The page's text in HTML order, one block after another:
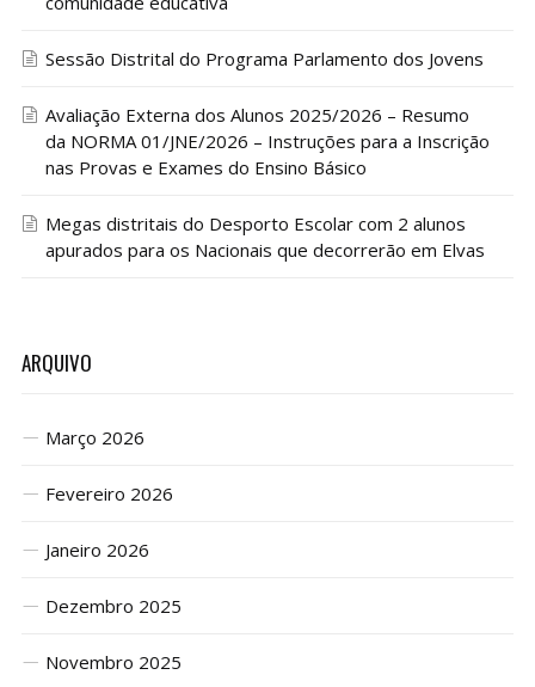
Sessão Distrital do Programa Parlamento dos Jovens
Avaliação Externa dos Alunos 2025/2026 – Resumo
da NORMA 01/JNE/2026 – Instruções para a Inscrição
nas Provas e Exames do Ensino Básico
Megas distritais do Desporto Escolar com 2 alunos
apurados para os Nacionais que decorrerão em Elvas
ARQUIVO
Março 2026
Fevereiro 2026
Janeiro 2026
Dezembro 2025
Novembro 2025